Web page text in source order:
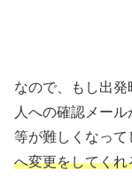
なので、もし出
人への確認メー
等が難しくなって
へ変更をしてくれ